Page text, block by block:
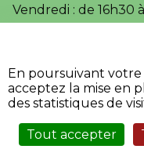
Vendredi : de 16h30 à
Mentions légales •
Plan du site •
l'Adico
Service Sécurisé
En poursuivant votre
acceptez la mise en
des statistiques de
Tout accepter